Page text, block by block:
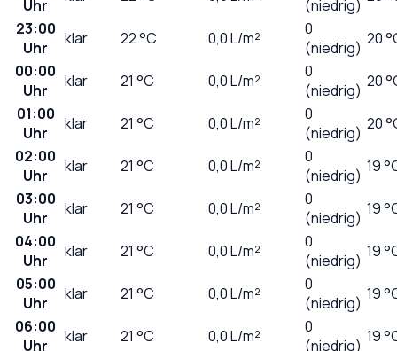
Uhr
(niedrig)
23:00
Uhr
klar 22°C 0,0L/m²
0
(niedrig) 20
00:00
Uhr
klar 21 °C 0,0L/m²
0
(niedrig) 20
01:00
Uhr
klar 21 °C 0,0L/m²
0
(niedrig) 20
02:00
Uhr
klar 21 °C 0,0L/m²
0
(niedrig) 19
03:00
Uhr
klar 21 °C 0,0L/m²
0
(niedrig) 19
04:00
Uhr
klar 21 °C 0,0L/m²
0
(niedrig) 19
05:00
Uhr
klar 21 °C 0,0L/m²
0
(niedrig) 19
06:00
Uhr
klar 21 °C 0,0L/m²
0
(niedrig) 19